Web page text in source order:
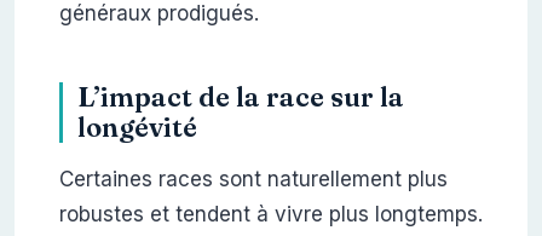
généraux prodigués.
L’impact de la race sur la
longévité
Certaines races sont naturellement plus
robustes et tendent à vivre plus longtemps.